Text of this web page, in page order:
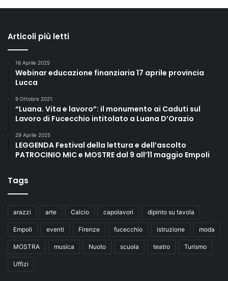
Articoli più letti
16 Aprile 2025
Webinar educazione finanziaria 17 aprile provincia
Lucca
9 Ottobre 2021
“Luana. Vita e lavoro”: il monumento ai Caduti sul
Lavoro di Fucecchio intitolato a Luana D’Orazio
29 Aprile 2025
LEGGENDA Festival della lettura e dell’ascolto
PATROCINIO MIC e MOSTRE dal 9 all’11 maggio Empoli
Tags
arazzi arte Calcio capolavori dipinto su tavola
Empoli eventi Firenze fucecchio istruzione moda
MOSTRA musica Nuoto scuola teatro Turismo
Uffizi